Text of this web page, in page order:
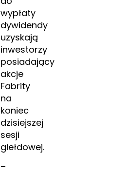
wypłaty
dywidendy
uzyskają
inwestorzy
posiadający
akcje
Fabrity
na
koniec
dzisiejszej
sesji
giełdowej.
–